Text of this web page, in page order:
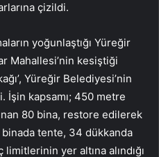
çizildi.
yoğunlaştığı Yüreğir
Mahallesi’nin kesiştiği
Yüreğir Belediyesi’nin
İşin kapsamı; 450 metre
80 bina, restore edilerek
tente, 34 dükkanda
limitlerinin yer altına alındığı